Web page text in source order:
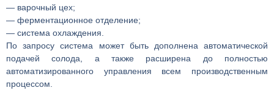
— варочный цех;
— ферментационное отделение;
— система охлаждения.
По запросу система может быть дополнена автоматической
подачей солода, а также расширена до полностью
автоматизированного управления всем производственным
процессом.